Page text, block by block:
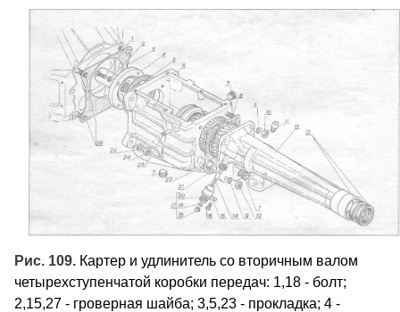
Рис. 109. Картер и удлинитель со вторичным валом
четырехступенчатой коробки передач: 1,18 - болт;
2,15,27 - гроверная шайба; 3,5,23 - прокладка; 4 -